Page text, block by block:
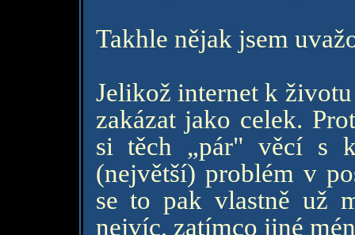
Takhle nějak jsem
Jelikož internet k
zakázat jako celek.
si těch „pár" věcí s
(největší) problém v
se to pak vlastně už
nejvíc, zatímco jiné